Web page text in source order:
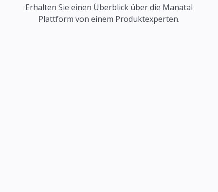
Erhalten Sie einen Überblick über die Manatal
Plattform von einem Produktexperten.